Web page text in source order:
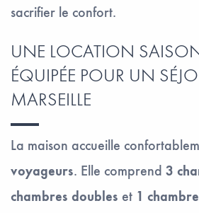
sacrifier le confort.
UNE LOCATION
ÉQUIPÉE POUR UN
MARSEILLE
La maison accueille
voyageurs. Elle comprend 3
chambres doubles et 1